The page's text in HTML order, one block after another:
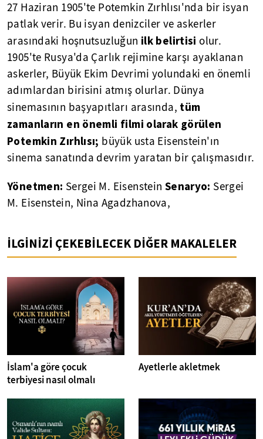
27 Haziran 1905'te Potemkin Zırhlısı'nda bir isyan
patlak verir. Bu isyan denizciler ve askerler
arasındaki hoşnutsuzluğun ilk belirtisi olur.
1905'te Rusya'da Çarlık rejimine karşı ayaklanan
askerler, Büyük Ekim Devrimi yolundaki en önemli
adımlardan birisini atmış olurlar. Dünya
sinemasının başyapıtları arasında, tüm
zamanların en önemli filmi olarak görülen
Potemkin Zırhlısı; büyük usta Eisenstein'ın
sinema sanatında devrim yaratan bir çalışmasıdır.
Yönetmen: Sergei M. Eisenstein Senaryo: Sergei
M. Eisenstein, Nina Agadzhanova,
İLGİNİZİ ÇEKEBİLECEK DİĞER MAKALELER
İslam'a göre çocuk
terbiyesi nasıl olmalı
Ayetlerle akletmek